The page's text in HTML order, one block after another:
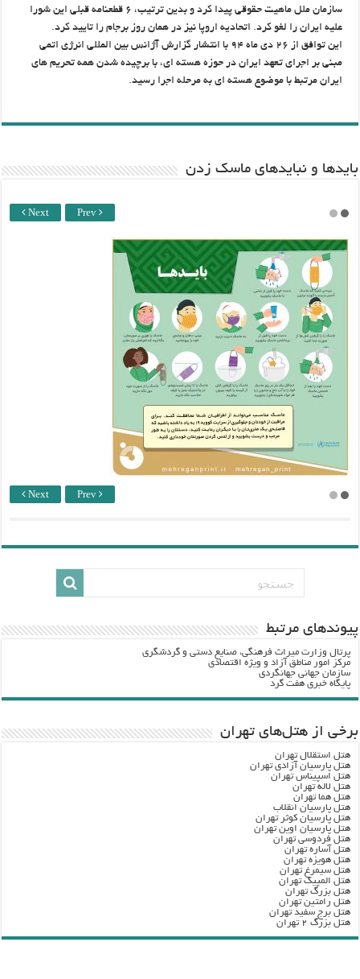
سازمان ملل ماهیت حقوقی پیدا کرد و بدین ترتیب، ۶ قطعنامه قبلی این شورا
علیه ایران را لغو کرد. اتحادیه اروپا نیز در همان روز برجام را تایید کرد.
این توافق از ۲۶ دی ماه ۹۴ با انتشار گزارش آژانس بین المللی انرژی اتمی
مبنی بر اجرای تعهد ایران در حوزه هسته ای، با برچیده شدن همه تحریم های
ایران مرتبط با موضوع هسته ای به مرحله اجرا رسید.
باید‌ها و نبایدهای ماسک زدن
Next Prev
Next Prev
پيوندهاي مرتبط
پرتال وزارت ميراث فرهنگي، صنایع دستی و گردشگري
مرکز امور مناطق آزاد و ویژه اقتصادی
سازمان جهانی جهانگردی
پایگاه خبری هفت گرد
برخی از هتل‌های تهران
هتل استقلال تهران
هتل پارسیان آزادی تهران
هتل اسپیناس تهران
هتل لاله تهران
هتل هما تهران
هتل پارسیان انقلاب
هتل پارسیان کوثر تهران
هتل پارسیان اوین تهران
هتل فردوسی تهران
هتل آساره تهران
هتل هویزه تهران
هتل سیمرغ تهران
هتل المپیک تهران
هتل بزرگ تهران
هتل رامتین تهران
هتل برج سفید تهران
هتل بزرگ ۲ تهران